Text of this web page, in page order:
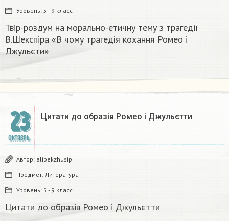
Уровень: 5 - 9 класс
Твір-роздум на морально-етичну тему з трагедії
В.Шекспіра «В чому трагедія кохання Ромео і
Джульєти»
23
ОКТЯБРЬ
Цитати до образів Ромео і Джульєтти​
Автор: alibekzhusip
Предмет: Литература
Уровень: 5 - 9 класс
Цитати до образів Ромео і Джульєтти​